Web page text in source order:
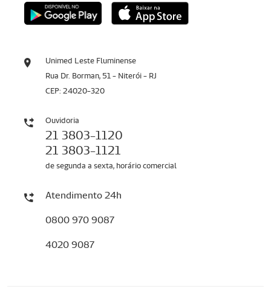
Unimed Leste Fluminense
Rua Dr. Borman, 51 - Niterói - RJ
CEP: 24020-320
Ouvidoria
21 3803-1120
21 3803-1121
de segunda a sexta, horário comercial
Atendimento 24h
0800 970 9087
4020 9087